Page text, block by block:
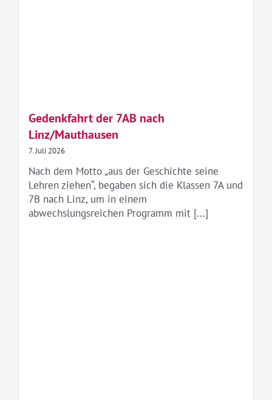
Gedenkfahrt der 7AB nach
Linz/Mauthausen
7. Juli 2026
Nach dem Motto „aus der Geschichte seine
Lehren ziehen“, begaben sich die Klassen 7A und
7B nach Linz, um in einem
abwechslungsreichen Programm mit [...]